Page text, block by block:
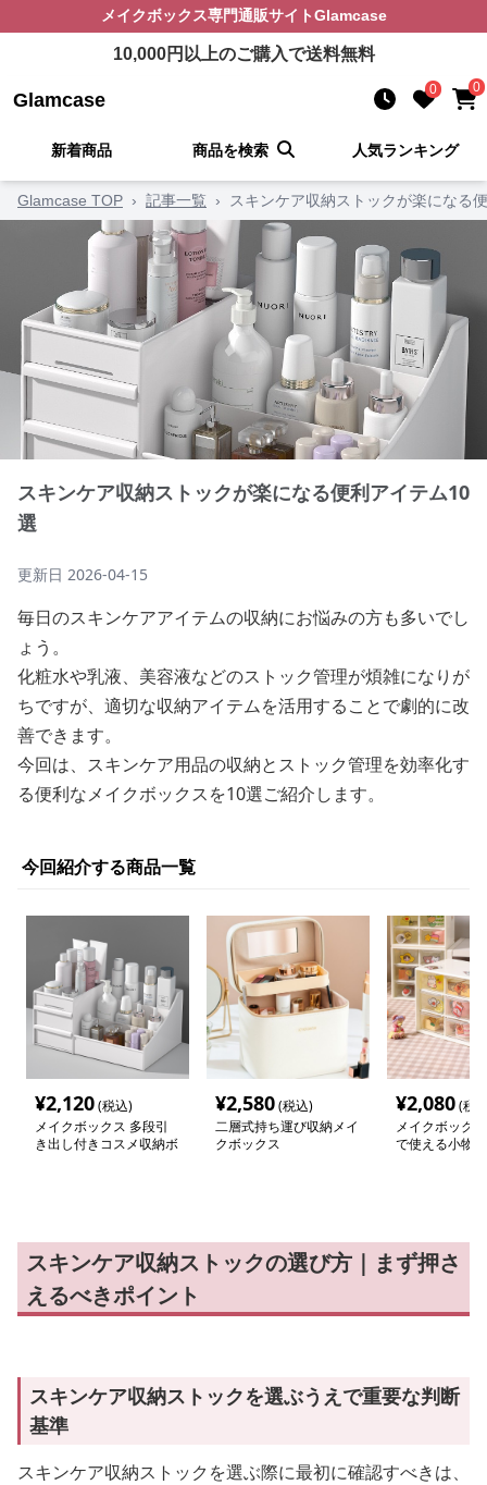
メイクボックス専門通販サイトGlamcase
10,000円以上のご購入で送料無料
Glamcase 0 0
新着商品 商品を検索 人気ランキング
Glamcase TOP › 記事一覧 › スキンケア収納ストックが楽になる
スキンケア収納ストックが楽になる便利アイテム10
選
更新日 2026-04-15
毎日のスキンケアアイテムの収納にお悩みの方も多いでし
ょう。
化粧水や乳液、美容液などのストック管理が煩雑になりが
ちですが、適切な収納アイテムを活用することで劇的に改
善できます。
今回は、スキンケア用品の収納とストック管理を効率化す
る便利なメイクボックスを10選ご紹介します。
今回紹介する商品一覧
¥2,120(税込)
メイクボックス 多段引
き出し付きコスメ収納ボ
¥2,580(税込)
二層式持ち運び収納メイ
クボックス
¥2,080(税
メイクボック
で使える小物
スキンケア収納ストックの選び方｜まず押さ
えるべきポイント
スキンケア収納ストックを選ぶうえで重要な判断
基準
スキンケア収納ストックを選ぶ際に最初に確認すべきは、